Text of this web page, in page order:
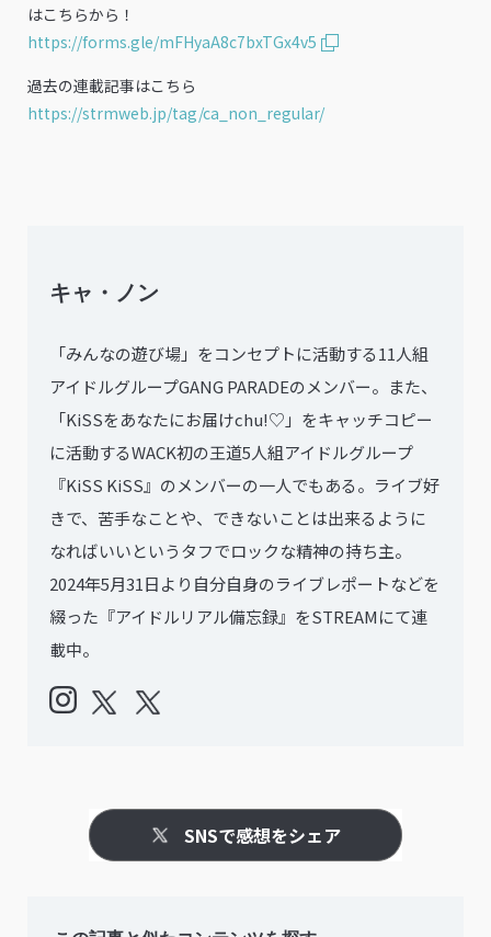
はこちらから！
https://forms.gle/mFHyaA8c7bxTGx4v5
過去の連載記事はこちら
https://strmweb.jp/tag/ca_non_regular/
キャ・ノン
「みんなの遊び場」をコンセプトに活動する11人組
アイドルグループGANG PARADEのメンバー。また、
「KiSSをあなたにお届けchu!♡」をキャッチコピー
に活動するWACK初の王道5人組アイドルグループ
『KiSS KiSS』のメンバーの一人でもある。ライブ好
きで、苦手なことや、できないことは出来るように
なればいいというタフでロックな精神の持ち主。
2024年5月31日より自分自身のライブレポートなどを
綴った『アイドルリアル備忘録』をSTREAMにて連
載中。
SNSで感想をシェア